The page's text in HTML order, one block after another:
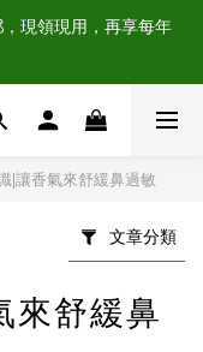
現領現用，再享每年
現領現用，再享每年
禮盒組  🌿「美好日子
現領現用，再享每年
|讓香氣來舒緩鼻過敏
文章分類
來舒緩鼻